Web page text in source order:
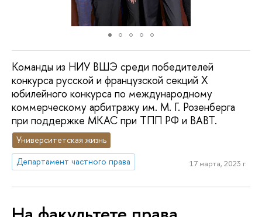
Команды из НИУ ВШЭ среди победителей
конкурса русской и французской секций X
юбилейного конкурса по международному
коммерческому арбитражу им. М. Г. Розенберга
при поддержке МКАС при ТПП РФ и ВАВТ.
Университетская жизнь
Департамент частного права
17 марта, 2023 г.